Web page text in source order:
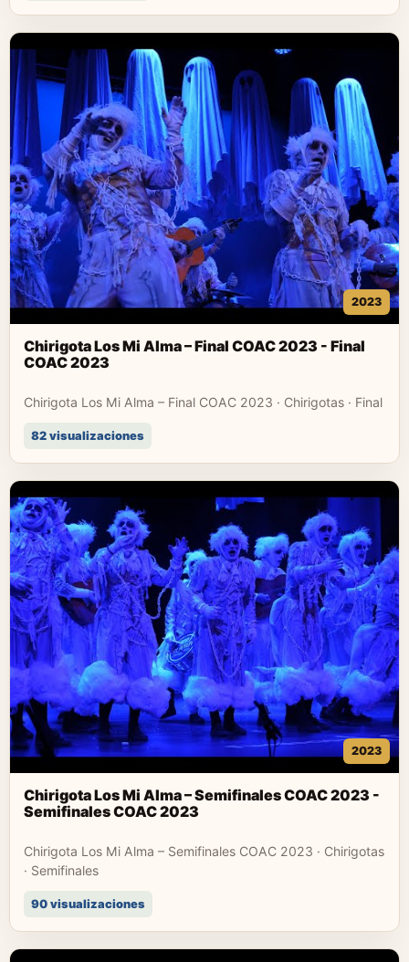
2023
Chirigota Los Mi Alma – Final COAC 2023 - Final
COAC 2023
Chirigota Los Mi Alma – Final COAC 2023 · Chirigotas · Final
82 visualizaciones
2023
Chirigota Los Mi Alma – Semifinales COAC 2023 -
Semifinales COAC 2023
Chirigota Los Mi Alma – Semifinales COAC 2023 · Chirigotas
· Semifinales
90 visualizaciones